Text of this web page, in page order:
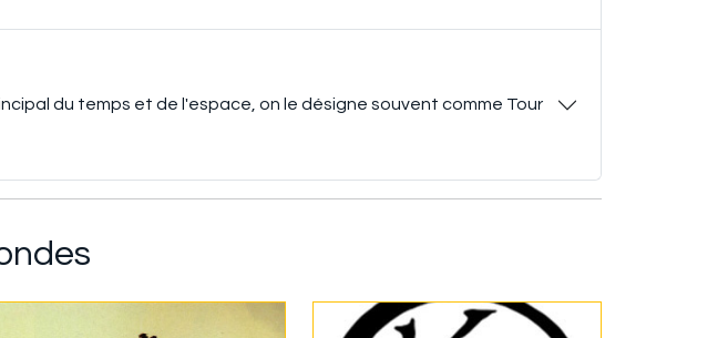
du temps et de l'espace, on le désigne souvent comme Tour